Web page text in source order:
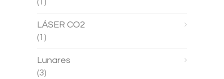
(1)
LÁSER CO2
(1)
Lunares
(3)